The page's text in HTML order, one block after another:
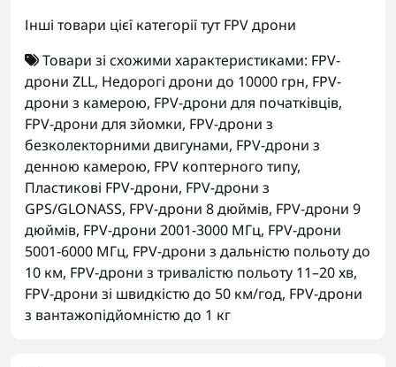
Інші товари цієї категорії тутFPV дрони
Товари зі схожими характеристиками: FPV-
дрони ZLL, Недорогі дрони до 10000 грн, FPV-
дрони з камерою, FPV-дрони для початківців,
FPV-дрони для зйомки, FPV-дрони з
безколекторними двигунами, FPV-дрони з
денною камерою, FPV коптерного типу,
Пластикові FPV-дрони, FPV-дрони з
GPS/GLONASS, FPV-дрони 8 дюймів, FPV-дрони 9
дюймів, FPV-дрони 2001-3000 МГц, FPV-дрони
5001-6000 МГц, FPV-дрони з дальністю польоту до
10 км, FPV-дрони з тривалістю польоту 11–20 хв,
FPV-дрони зі швидкістю до 50 км/год, FPV-дрони
з вантажопідйомністю до 1 кг